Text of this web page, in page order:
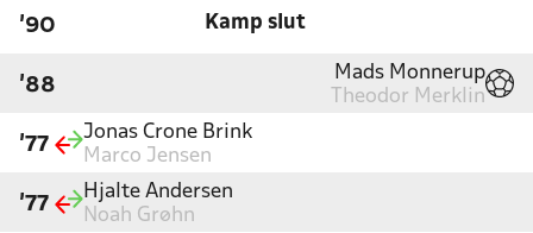
'90 Kamp slut
'88
Mads Monnerup
Theodor Merklin
'77
Jonas Crone Brink
Marco Jensen
'77
Hjalte Andersen
Noah Grøhn